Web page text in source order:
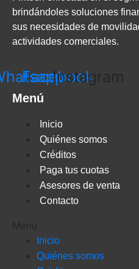
brindándoles soluciones
sus necesidades de
actividades comerciales.
Facebook
Instagram
Menú
Inicio
Quiénes somos
Créditos
Paga tus cuotas
Asesores de venta
Contacto
Menu
Inicio
Quiénes somos